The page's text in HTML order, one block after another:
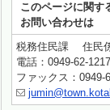
このページに関す
お問い合わせは
税務住民課 住民
電話：0949-62-1217
ファックス：0949-